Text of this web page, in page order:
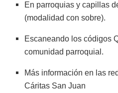
En parroquias y capillas
(modalidad con sobre).
Escaneando los códigos
comunidad parroquial.
Más información en las
Cáritas San Juan